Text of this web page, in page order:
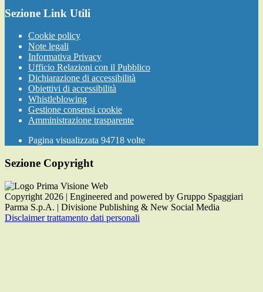
Sezione Link Utili
Cookie policy
Note legali
Informativa Privacy
Ufficio Relazioni con il Pubblico
Dichiarazione di accessibilità
Obiettivi di accessibilità
Whistleblowing
Gestione consensi cookie
Amministrazione trasparente
Pagina visualizzata 94718 volte
Sezione Copyright
Copyright 2026 | Engineered and powered by Gruppo Spaggiari
Parma S.p.A. | Divisione Publishing & New Social Media
Disclaimer trattamento dati personali